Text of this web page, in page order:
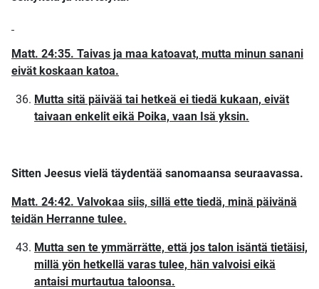
Matt. 24:35. Taivas ja maa katoavat, mutta minun sanani
eivät koskaan katoa.
Mutta sitä päivää tai hetkeä ei tiedä kukaan, eivät
taivaan enkelit eikä Poika, vaan Isä yksin.
Sitten Jeesus vielä täydentää sanomaansa seuraavassa.
Matt. 24:42. Valvokaa siis, sillä ette tiedä, minä päivänä
teidän Herranne tulee.
Mutta sen te ymmärrätte, että jos talon isäntä tietäisi,
millä yön hetkellä varas tulee, hän valvoisi eikä
antaisi murtautua taloonsa.